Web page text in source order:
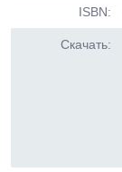
ISBN:
Скачать: